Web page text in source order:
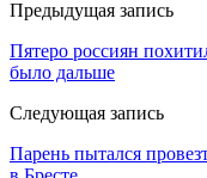
Предыдущая запись
Пятеро россиян
было дальше
Следующая запись
Парень пытался